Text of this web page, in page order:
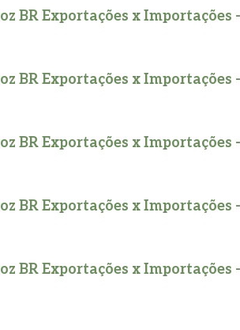
BR Exportações x Importações
BR Exportações x Importações
BR Exportações x Importações
BR Exportações x Importações
BR Exportações x Importações